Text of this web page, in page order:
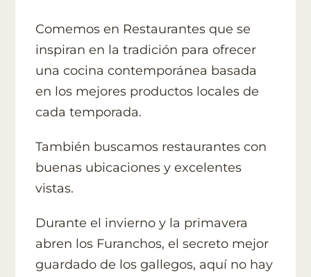
Comemos en Restaurantes que se
inspiran en la tradición para ofrecer
una cocina contemporánea basada
en los mejores productos locales de
cada temporada.
También buscamos restaurantes con
buenas ubicaciones y excelentes
vistas.
Durante el invierno y la primavera
abren los Furanchos, el secreto mejor
guardado de los gallegos, aquí no hay